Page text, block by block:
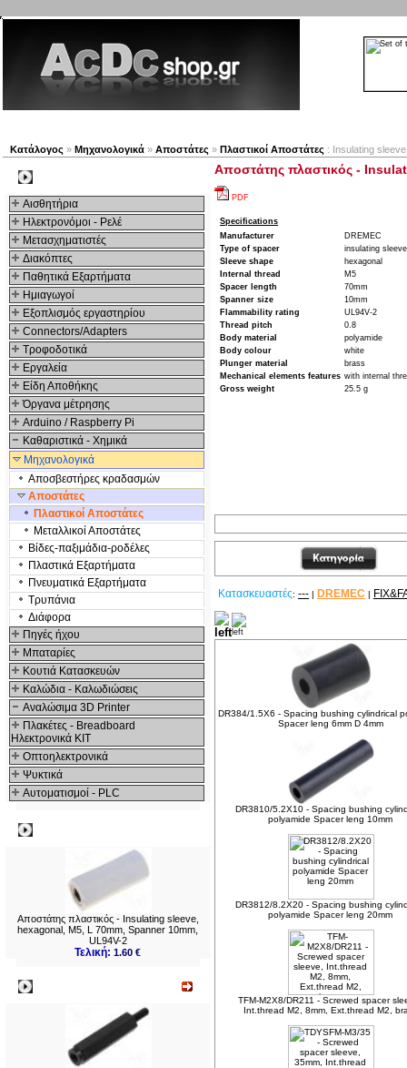
Κατάλογος » Μηχανολογικά » Αποστάτες » Πλαστικοί Αποστάτες : Insulating
Αισθητήρια
Ηλεκτρονόμοι - Ρελέ
Μετασχηματιστές
Διακόπτες
Παθητικά Εξαρτήματα
Hμιαγωγοί
Εξοπλισμός εργαστηρίου
Connectors/Adapters
Τροφοδοτικά
Εργαλεία
Είδη Αποθήκης
Όργανα μέτρησης
Arduino / Raspberry Pi
Καθαριστικά - Χημικά
Μηχανολογικά
Αποσβεστήρες κραδασμών
Αποστάτες
Πλαστικοί Αποστάτες
Μεταλλικοί Αποστάτες
Βίδες-παξιμάδια-ροδέλες
Πλαστικά Εξαρτήματα
Πνευματικά Εξαρτήματα
Τρυπάνια
Διάφορα
Πηγές ήχου
Μπαταρίες
Κουτιά Κατασκευών
Καλώδια - Καλωδιώσεις
Αναλώσιμα 3D Printer
Πλακέτες - Breadboard
Ηλεκτρονικά ΚΙΤ
Οπτοηλεκτρονικά
Ψυκτικά
Αυτοματισμοί - PLC
Αποστάτης πλαστικός - Insulating sleeve,
hexagonal, M5, L 70mm, Spanner 10mm,
UL94V-2
Τελική:1.60 €
Αποστάτης πλαστικός -
PDF
Specifications
Manufacturer
DREMEC
Type of spacer
insulating sleeve
Sleeve shape
hexagonal
Internal thread
M5
Spacer length
70mm
Spanner size
10mm
Flammability rating
UL94V-2
Thread pitch
0.8
Body material
polyamide
Body colour
white
Plunger material
brass
Mechanical elements features with internal
Gross weight
25.5 g
Κατασκευαστές: --- | DREMEC |
DR384/1.5X6 - Spacing bushing cylindrical
Spacer leng 6mm D 4mm
DR3810/5.2X10 - Spacing bushing
polyamide Spacer leng 10mm
DR3812/8.2X20 - Spacing bushing
polyamide Spacer leng 20mm
TFM-M2X8/DR211 - Screwed spacer
Int.thread M2, 8mm, Ext.thread M2,